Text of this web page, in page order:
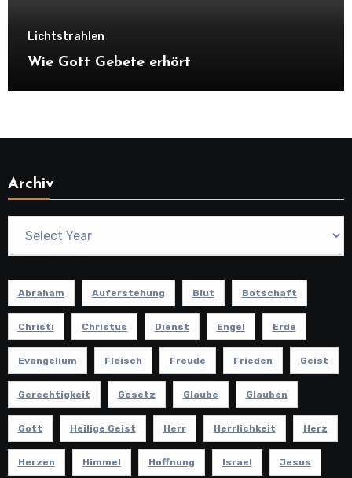
Lichtstrahlen
Wie Gott Gebete erhört
Archiv
Abraham Auferstehung Blut Botschaft
Christi Christus Dienst Engel Erde
Evangelium Fleisch Freude Frieden Geist
Gerechtigkeit Gesetz Glaube Glauben
Gott Heilige Geist Herr Herrlichkeit Herz
Herzen Himmel Hoffnung Israel Jesus